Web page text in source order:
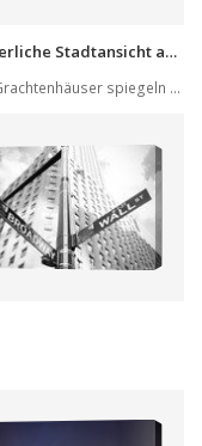
Sommerliche Stadtansicht an einem Grachtenkanal
Bunte Grachtenhäuser spiegeln sich sanft im ruh...